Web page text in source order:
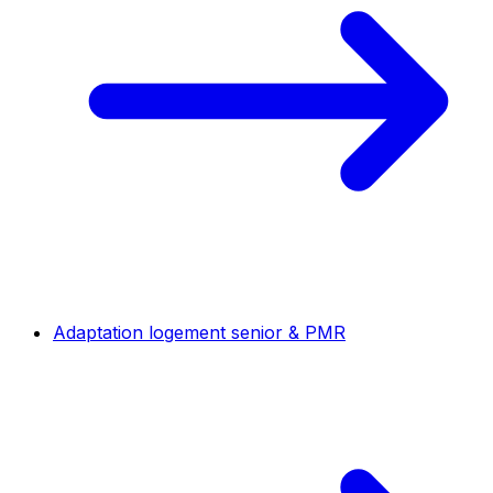
Adaptation logement senior & PMR